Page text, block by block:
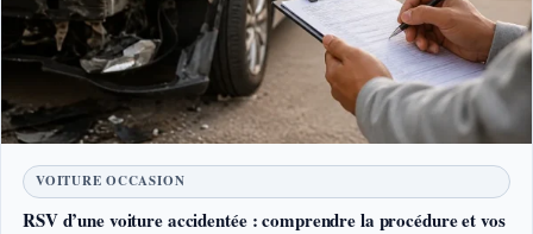
VOITURE OCCASION
RSV d’une voiture accidentée : comprendre la procédure et vos